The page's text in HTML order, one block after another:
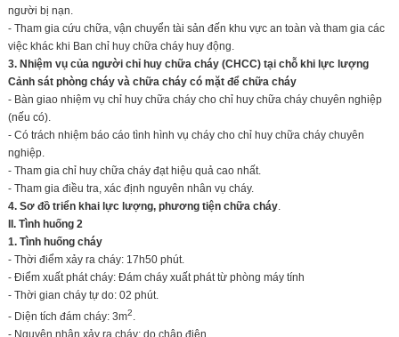
người bị nạn.
- Tham gia cứu chữa, vận chuyển tài sản đến khu vực an toàn và tham gia các
việc khác khi Ban chỉ huy chữa cháy huy động.
3. Nhiệm vụ của người chỉ huy chữa cháy (CHCC) tại chỗ khi lực lượng
Cảnh sát phòng cháy và chữa cháy có mặt để chữa cháy
- Bàn giao nhiệm vụ chỉ huy chữa cháy cho chỉ huy chữa cháy chuyên nghiệp
(nếu có).
- Có trách nhiệm báo cáo tình hình vụ cháy cho chỉ huy chữa cháy chuyên
nghiệp.
- Tham gia chỉ huy chữa cháy đạt hiệu quả cao nhất.
- Tham gia điều tra, xác định nguyên nhân vụ cháy.
4. Sơ đồ triển khai lực lượng, phương tiện chữa cháy
II. Tình huống 2
1. Tình huống cháy
- Thời điểm xảy ra cháy: 17h50 phút.
- Điểm xuất phát cháy: Đám cháy xuất phát từ phòng máy tính
- Thời gian cháy tự do: 02 phút.
- Diện tích đám cháy: 3m2
- Nguyên nhân xảy ra cháy: do chập điện.